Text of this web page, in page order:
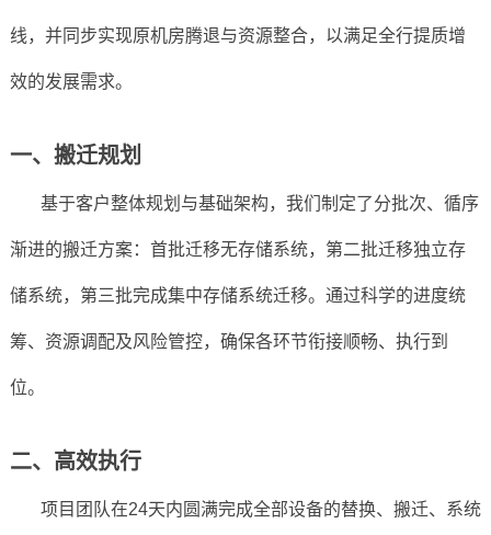
线，并同步实现原机房腾退与资源整合，以满足全行提质增
效的发展需求。
一、搬迁规划
基于客户整体规划与基础架构，我们制定了分批次、循序
渐进的搬迁方案：首批迁移无存储系统，第二批迁移独立存
储系统，第三批完成集中存储系统迁移。通过科学的进度统
筹、资源调配及风险管控，确保各环节衔接顺畅、执行到
位。
二、高效执行
项目团队在24天内圆满完成全部设备的替换、搬迁、系统